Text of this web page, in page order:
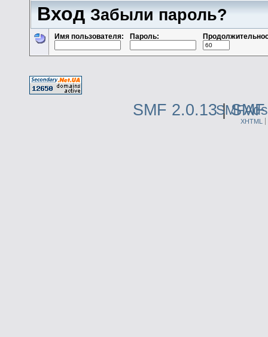
ВходЗабыли пароль?
Имя пользователя: Пароль:
SMF 2.0.13|
SMFAds
XHTML